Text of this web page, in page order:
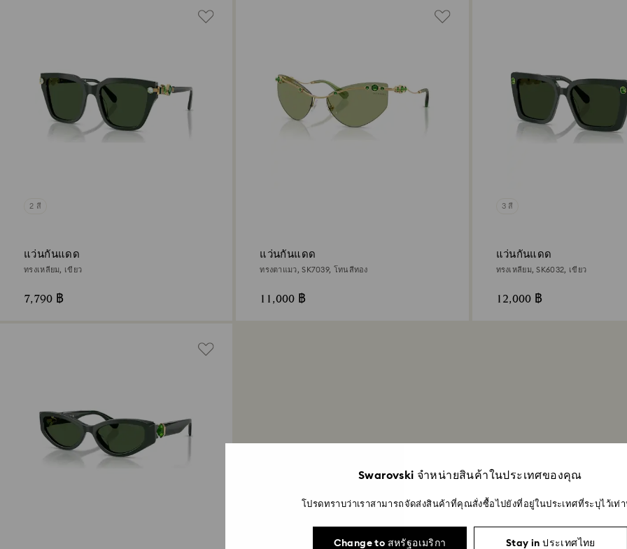
2 สี
แว่นกันแดด
ทรงเหลี่ยม, เขียว
7,790 ฿
แว่นกันแดด
ทรงตาแมว, SK7039, โทนสีทอง
11,000 ฿
3 สี
แว่นกันแดด
ทรงเหลี่ยม, SK6032, เขียว
12,000 ฿
Swarovski จำหน่ายสินค้าในประเทศของคุณ
โปรดทราบว่าเราสามารถจัดส่งสินค้าที่คุณสั่งซื้อไปยังที่อยู่ในประเทศที่ระบุไว้เท่
Change to สหรัฐอเมริกา Stay in ประเทศไทย